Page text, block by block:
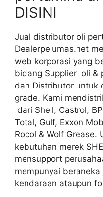
DISINI
Jual distributor oli
Dealerpelumas.net
web korporasi yang
bidang Supplier oli &
dan Distributor untuk
grade. Kami
dari Shell, Castrol,
Total, Gulf, Exxon
Rocol & Wolf Grease.
kebutuhan merek
mensupport
mempunyai
kendaraan ataupun